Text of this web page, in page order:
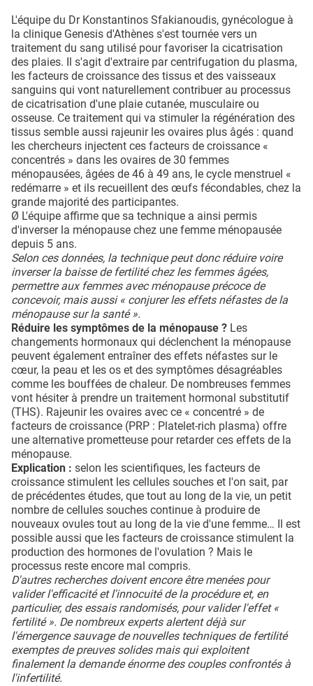
L'équipe du Dr Konstantinos Sfakianoudis, gynécologue à
la clinique Genesis d'Athènes s'est tournée vers un
traitement du sang utilisé pour favoriser la cicatrisation
des plaies. Il s'agit d'extraire par centrifugation du plasma,
les facteurs de croissance des tissus et des vaisseaux
sanguins qui vont naturellement contribuer au processus
de cicatrisation d'une plaie cutanée, musculaire ou
osseuse. Ce traitement qui va stimuler la régénération des
tissus semble aussi rajeunir les ovaires plus âgés : quand
les chercheurs injectent ces facteurs de croissance «
concentrés » dans les ovaires de 30 femmes
ménopausées, âgées de 46 à 49 ans, le cycle menstruel «
redémarre » et ils recueillent des œufs fécondables, chez la
grande majorité des participantes.
Ø L'équipe affirme que sa technique a ainsi permis
d'inverser la ménopause chez une femme ménopausée
depuis 5 ans.
Selon ces données, la technique peut donc réduire voire
inverser la baisse de fertilité chez les femmes âgées,
permettre aux femmes avec ménopause précoce de
concevoir, mais aussi « conjurer les effets néfastes de la
ménopause sur la santé ».
Réduire les symptômes de la ménopause ? Les
changements hormonaux qui déclenchent la ménopause
peuvent également entraîner des effets néfastes sur le
cœur, la peau et les os et des symptômes désagréables
comme les bouffées de chaleur. De nombreuses femmes
vont hésiter à prendre un traitement hormonal substitutif
(THS). Rajeunir les ovaires avec ce « concentré » de
facteurs de croissance (PRP : Platelet-rich plasma) offre
une alternative prometteuse pour retarder ces effets de la
ménopause.
Explication : selon les scientifiques, les facteurs de
croissance stimulent les cellules souches et l'on sait, par
de précédentes études, que tout au long de la vie, un petit
nombre de cellules souches continue à produire de
nouveaux ovules tout au long de la vie d'une femme… Il est
possible aussi que les facteurs de croissance stimulent la
production des hormones de l'ovulation ? Mais le
processus reste encore mal compris.
D'autres recherches doivent encore être menées pour
valider l'efficacité et l'innocuité de la procédure et, en
particulier, des essais randomisés, pour valider l'effet «
fertilité ». De nombreux experts alertent déjà sur
l'émergence sauvage de nouvelles techniques de fertilité
exemptes de preuves solides mais qui exploitent
finalement la demande énorme des couples confrontés à
l'infertilité.